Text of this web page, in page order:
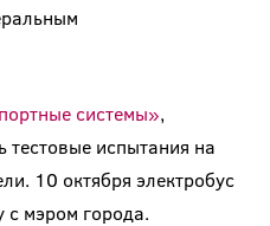
системы»,
тестовые испытания на
10 октября электробус
мэром города.